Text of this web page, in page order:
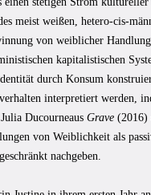
meist weißen, hetero-cis-
von weiblicher
kapitalistischen
durch Konsum
interpretiert werden,
Ducourneaus Grave (2016)
von Weiblichkeit als
nachgeben.